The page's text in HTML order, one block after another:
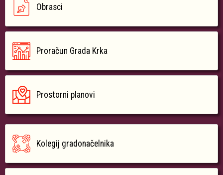
Obrasci
Proračun Grada Krka
Prostorni planovi
Kolegij gradonačelnika